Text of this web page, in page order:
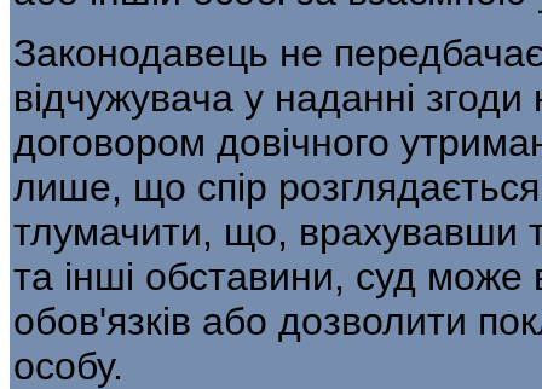
Законодавець не
відчужувача у наданні
договором довічного
лише, що спір
тлумачити, що, врахувавши
та інші обставини, суд може
обов'язків або дозволити
особу.